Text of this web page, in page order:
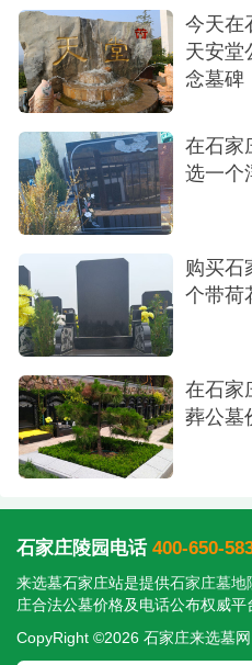
块特殊的安息之地。今天在
天安堂
念墓碑
在石家
选一个
购买石
个带荷
在石家
葬公墓
石家庄陵园电话 400-650-
来选墓石家庄站是提供石家庄墓地
庄合法公墓价格及电话公布权威平
CopyRight ©2026 石家庄来选墓网